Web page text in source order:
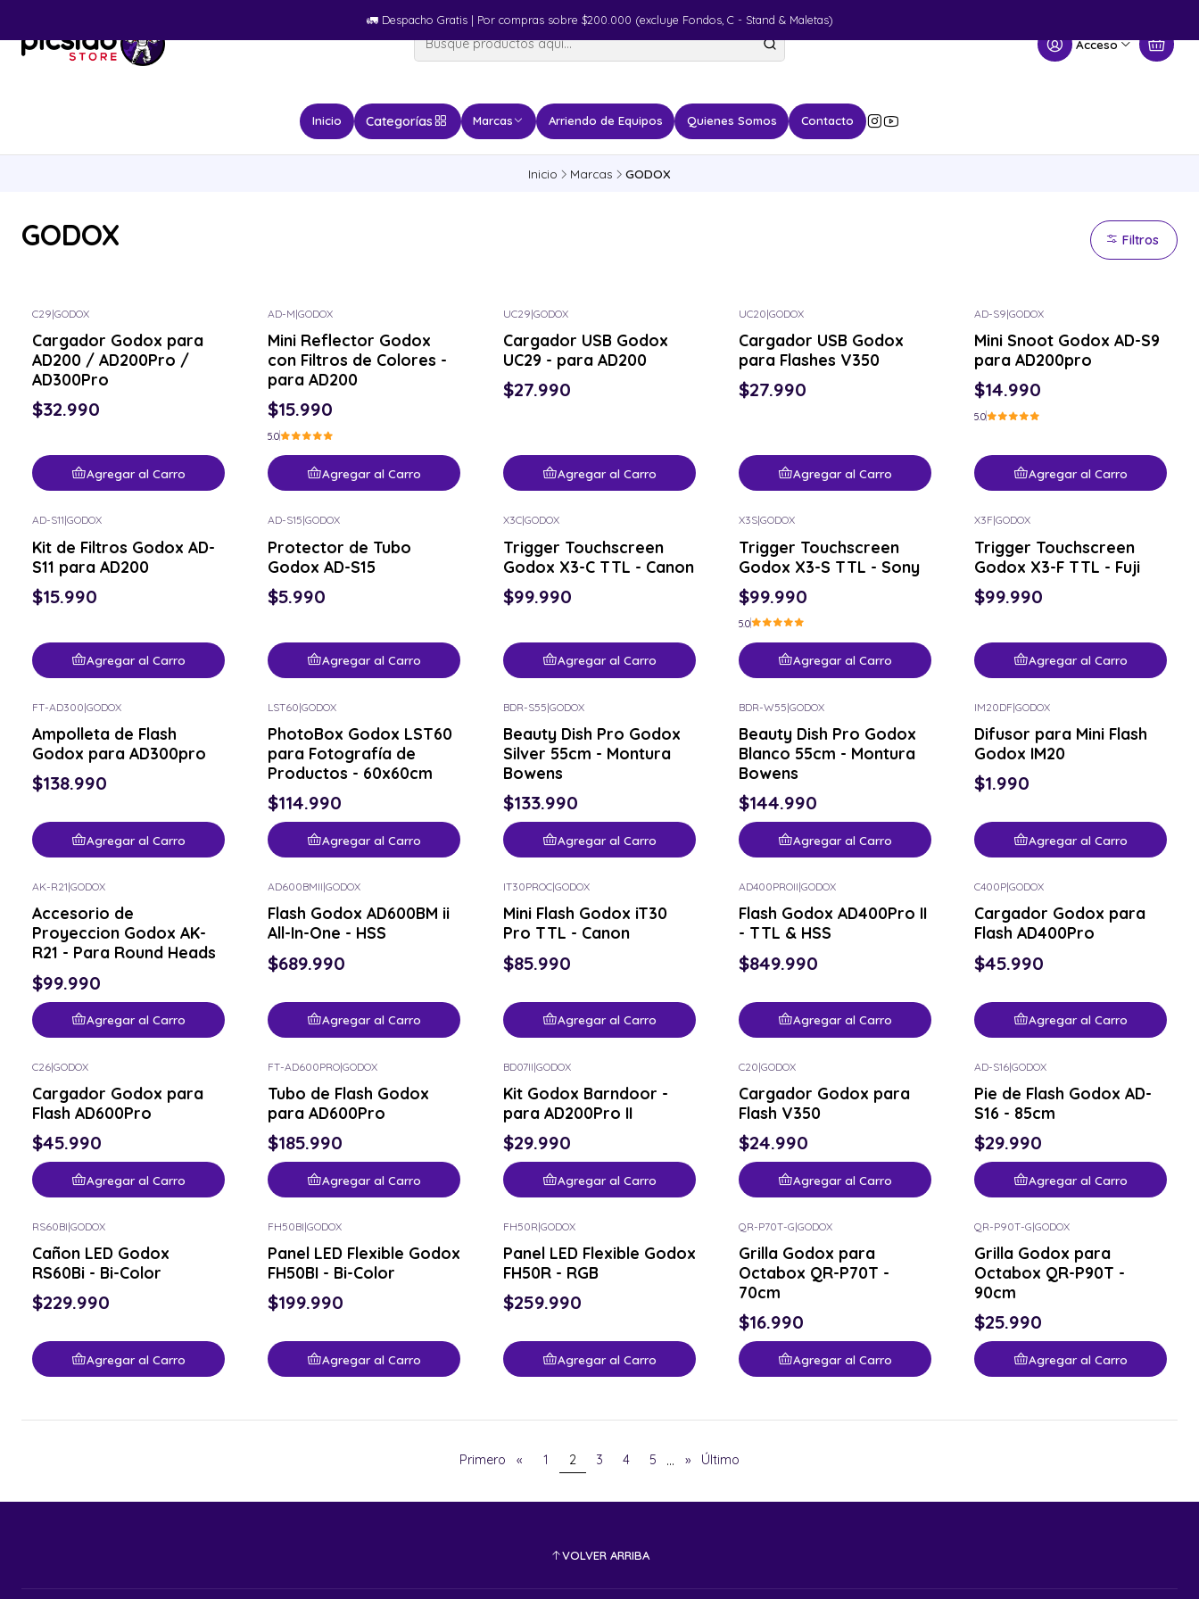
Acceso
Inicio Categorías Marcas Arriendo de Equipos Quienes Somos Contacto
🚛​ Despacho Gratis | Por compras sobre $200.000 (excluye Fondos, C - Stand & Maletas)
Inicio Marcas GODOX
GODOX Filtros
C29|GODOX
Cargador Godox para
AD200 / AD200Pro /
AD300Pro
$32.990
Agregar al Carro
AD-M|GODOX
Mini Reflector Godox
con Filtros de Colores -
para AD200
$15.990
5.0
Agregar al Carro
UC29|GODOX
Cargador USB Godox
UC29 - para AD200
$27.990
Agregar al Carro
UC20|GODOX
Cargador USB Godox
para Flashes V350
$27.990
Agregar al Carro
AD-S9|GODOX
Mini Snoot Godox AD-S9
para AD200pro
$14.990
5.0
Agregar al Carro
AD-S11|GODOX
Kit de Filtros Godox AD-
S11 para AD200
$15.990
Agregar al Carro
AD-S15|GODOX
Protector de Tubo
Godox AD-S15
$5.990
Agregar al Carro
X3C|GODOX
Trigger Touchscreen
Godox X3-C TTL - Canon
$99.990
Agregar al Carro
X3S|GODOX
Trigger Touchscreen
Godox X3-S TTL - Sony
$99.990
5.0
Agregar al Carro
X3F|GODOX
Trigger Touchscreen
Godox X3-F TTL - Fuji
$99.990
Agregar al Carro
FT-AD300|GODOX
Ampolleta de Flash
Godox para AD300pro
$138.990
Agregar al Carro
LST60|GODOX
PhotoBox Godox LST60
para Fotografía de
Productos - 60x60cm
$114.990
Agregar al Carro
BDR-S55|GODOX
Beauty Dish Pro Godox
Silver 55cm - Montura
Bowens
$133.990
Agregar al Carro
BDR-W55|GODOX
Beauty Dish Pro Godox
Blanco 55cm - Montura
Bowens
$144.990
Agregar al Carro
IM20DF|GODOX
Difusor para Mini Flash
Godox IM20
$1.990
Agregar al Carro
AK-R21|GODOX
Accesorio de
Proyeccion Godox AK-
R21 - Para Round Heads
$99.990
Agregar al Carro
AD600BMII|GODOX
Flash Godox AD600BM ii
All-In-One - HSS
$689.990
Agregar al Carro
IT30PROC|GODOX
Mini Flash Godox iT30
Pro TTL - Canon
$85.990
Agregar al Carro
AD400PROII|GODOX
Flash Godox AD400Pro II
- TTL & HSS
$849.990
Agregar al Carro
C400P|GODOX
Cargador Godox para
Flash AD400Pro
$45.990
Agregar al Carro
C26|GODOX
Cargador Godox para
Flash AD600Pro
$45.990
Agregar al Carro
FT-AD600PRO|GODOX
Tubo de Flash Godox
para AD600Pro
$185.990
Agregar al Carro
BD07II|GODOX
Kit Godox Barndoor -
para AD200Pro II
$29.990
Agregar al Carro
C20|GODOX
Cargador Godox para
Flash V350
$24.990
Agregar al Carro
AD-S16|GODOX
Pie de Flash Godox AD-
S16 - 85cm
$29.990
Agregar al Carro
RS60BI|GODOX
Cañon LED Godox
RS60Bi - Bi-Color
$229.990
Agregar al Carro
FH50BI|GODOX
Panel LED Flexible Godox
FH50BI - Bi-Color
$199.990
Agregar al Carro
FH50R|GODOX
Panel LED Flexible Godox
FH50R - RGB
$259.990
Agregar al Carro
QR-P70T-G|GODOX
Grilla Godox para
Octabox QR-P70T -
70cm
$16.990
Agregar al Carro
QR-P90T-G|GODOX
Grilla Godox para
Octabox QR-P90T -
90cm
$25.990
Agregar al Carro
Primero « 1 2 3 4 5 ... » Último
VOLVER ARRIBA